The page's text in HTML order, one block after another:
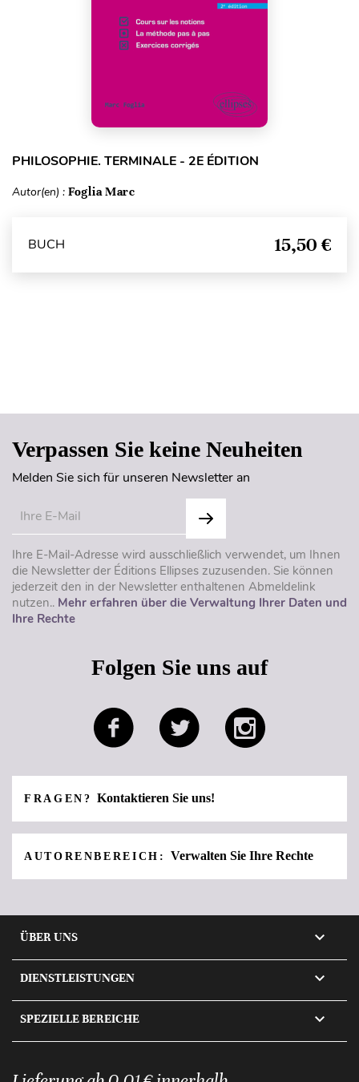
PHILOSOPHIE. TERMINALE - 2E ÉDITION
Autor(en) : Foglia Marc
BUCH 15,50 €
Verpassen Sie keine Neuheiten
Melden Sie sich für unseren Newsletter an
Ihre E-Mail-Adresse wird ausschließlich verwendet, um Ihnen
die Newsletter der Éditions Ellipses zuzusenden. Sie können
jederzeit den in der Newsletter enthaltenen Abmeldelink
nutzen.. Mehr erfahren über die Verwaltung Ihrer Daten und
Ihre Rechte
Folgen Sie uns auf
FRAGEN?Kontaktieren Sie uns!
AUTORENBEREICH:Verwalten Sie Ihre Rechte
ÜBER UNS 
DIENSTLEISTUNGEN 
SPEZIELLE BEREICHE 